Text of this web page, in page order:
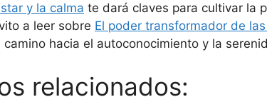
y la calma te dará claves para cultivar la
a leer sobre El poder transformador de
camino hacia el autoconocimiento y la
relacionados: